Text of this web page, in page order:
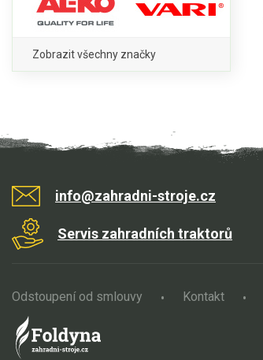
Zobrazit všechny značky
info@zahradni-stroje.cz
Servis zahradních traktorů
Odstoupení od smlouvy Kontakt